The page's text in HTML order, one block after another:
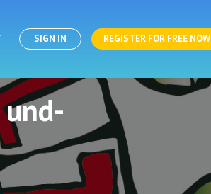
SIGN IN REGISTER FOR FREE NOW